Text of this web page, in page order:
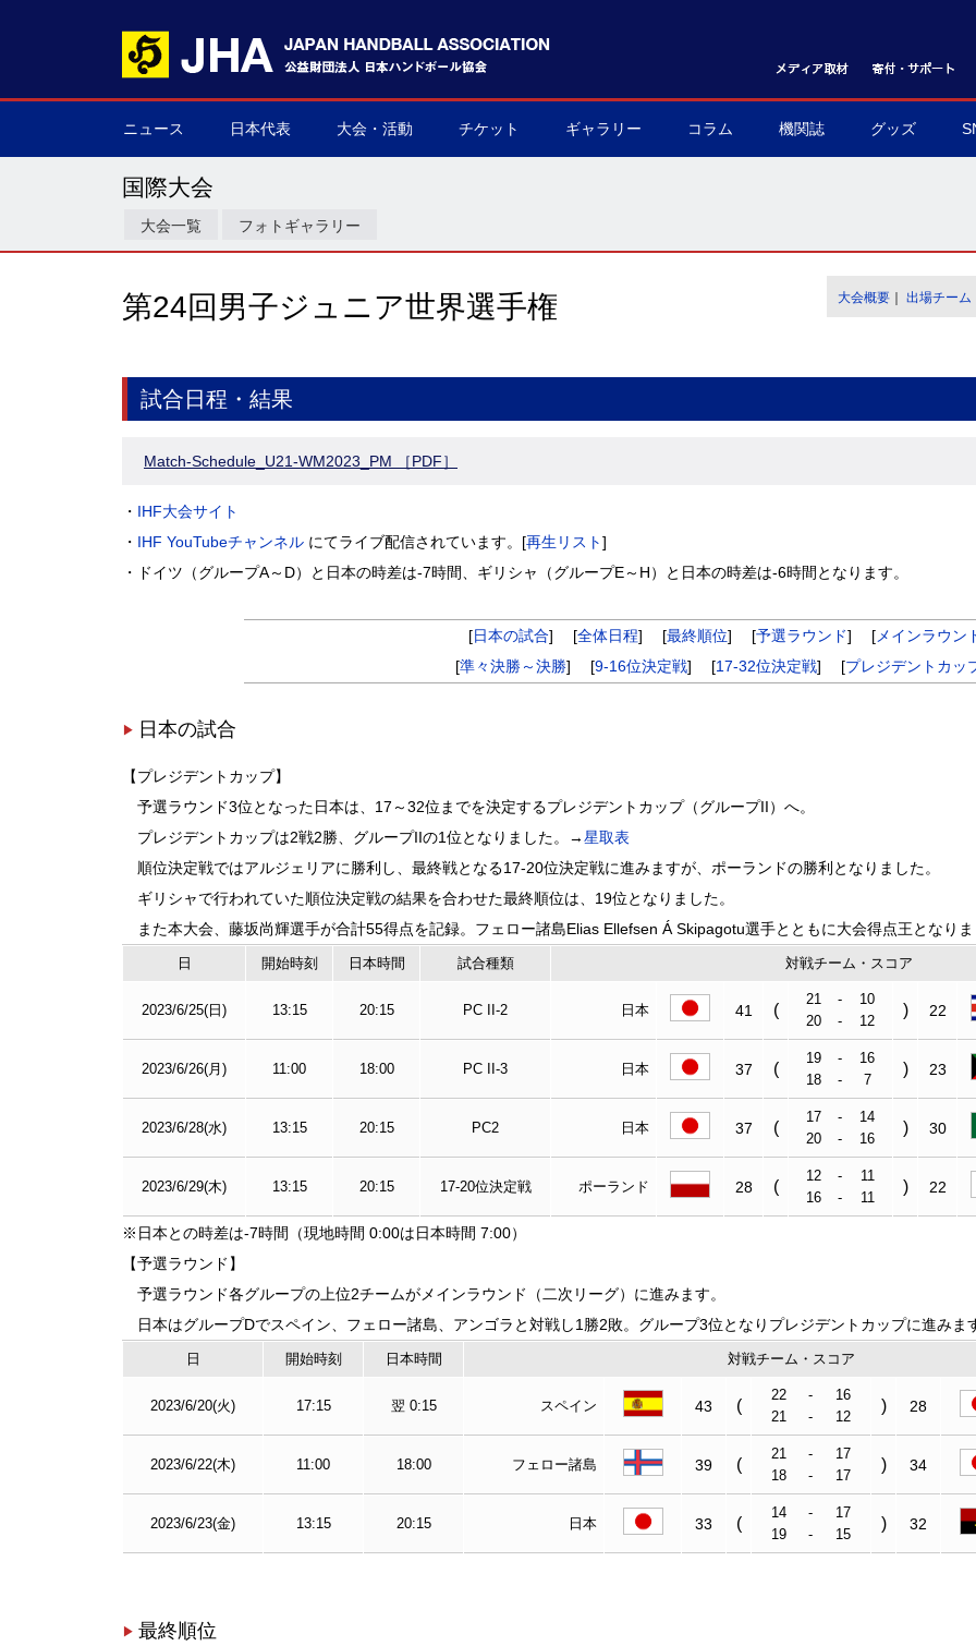
ニュース 日本代表 大会・活動 チケット ギャラリー コラム 機関誌 グッズ
国際大会
大会一覧 フォトギャラリー
大会概要 出場チーム
第24回男子ジュニア世界選手権
試合日程・結果
Match-Schedule_U21-WM2023_PM ［PDF］
・ IHF大会サイト
・ IHF YouTubeチャンネル にてライブ配信されています。[再生リスト]
・ドイツ（グループA～D）と日本の時差は-7時間、ギリシャ（グループE～H）と日本の時差は-6時間となります。
[日本の試合] [全体日程] [最終順位] [予選ラウンド] [ メインラウン
[準々決勝～決勝] [9-16位決定戦] [17-32位決定戦] [プレジデントカッ
日本の試合
【プレジデントカップ】
予選ラウンド3位となった日本は、17～32位までを決定するプレジデントカップ（グループII）へ。
プレジデントカップは2戦2勝、グループIIの1位となりました。→星取表
順位決定戦ではアルジェリアに勝利し、最終戦となる17-20位決定戦に進みますが、ポーランドの勝利となりました。
ギリシャで行われていた順位決定戦の結果を合わせた最終順位は、19位となりました。
また本大会、藤坂尚輝選手が合計55得点を記録。フェロー諸島Elias Ellefsen Á Skipagotu選手とともに大会得点王となりま
日 開始時刻 日本時間 試合種類 対戦チーム・スコア
2023/6/25(日) 13:15 20:15 PC II-2 日本 41 (
21 -
10
20
- 12
) 22
2023/6/26(月) 11:00 18:00 PC II-3 日本 37 (
19 -
16
18
- 7
) 23
2023/6/28(水) 13:15 20:15 PC2 日本 37 (
17 -
14
20
- 16
) 30
2023/6/29(木) 13:15 20:15 17-20位決定戦 ポーランド 28 (
12 -
11
16
- 11
) 22
※日本との時差は-7時間（現地時間 0:00は日本時間 7:00）
【予選ラウンド】
予選ラウンド各グループの上位2チームがメインラウンド（二次リーグ）に進みます。
日本はグループDでスペイン、フェロー諸島、アンゴラと対戦し1勝2敗。グループ3位となりプレジデントカップに進みま
日 開始時刻 日本時間 対戦チーム・スコア
2023/6/20(火) 17:15 翌 0:15 スペイン 43 (
22 -
16
21
- 12
) 28
2023/6/22(木) 11:00 18:00 フェロー諸島 39 (
21 -
17
18
- 17
) 34
2023/6/23(金) 13:15 20:15 日本 33 (
14 -
17
19
- 15
) 32
最終順位